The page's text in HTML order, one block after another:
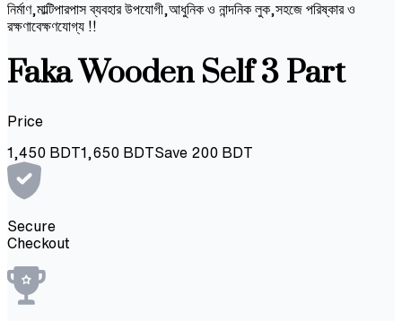
নির্মাণ,মাল্টিপারপাস ব্যবহার উপযোগী,আধুনিক ও নান্দনিক লুক,সহজে পরিষ্কার ও
রক্ষণাবেক্ষণযোগ্য !!
Faka Wooden Self 3 Part
Price
1,450 BDT1,650 BDTSave 200 BDT
Secure
Checkout